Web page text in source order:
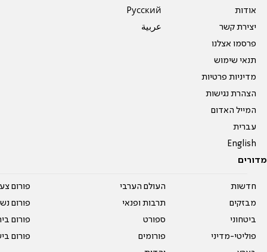
אודות
יצירת קשר
פרסמו אצלנו
תנאי שימוש
מדיניות פרטיות
הצהרת נגישות
המייל האדום
עברית
English
Pусский
عربية
מדורים
חדשות
מבזקים
ביטחוני
פוליטי-מדיני
העולם הערבי
תרבות ופנאי
ספורט
פורומים
פורום
פורום
פורום
פורום